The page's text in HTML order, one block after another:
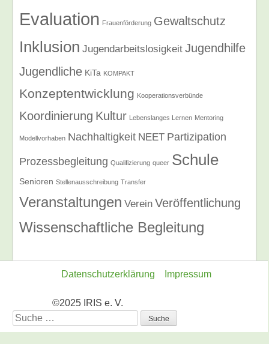
Evaluation Frauenförderung Gewaltschutz
Inklusion Jugendarbeitslosigkeit Jugendhilfe
Jugendliche KiTa KOMPAKT
Konzeptentwicklung Kooperationsverbünde
Koordinierung Kultur Lebenslanges Lernen Mentoring
Modellvorhaben Nachhaltigkeit NEET Partizipation
Prozessbegleitung Qualifizierung queer Schule
Senioren Stellenausschreibung Transfer
Veranstaltungen Verein Veröffentlichung
Wissenschaftliche Begleitung
Datenschutzerklärung Impressum
©2025 IRIS e. V.
Suche
nach: